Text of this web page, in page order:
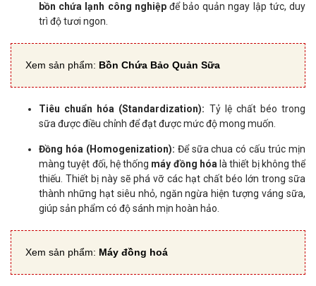
bồn chứa lạnh công nghiệpđể bảo quản ngay lập tức, duy
trì độ tươi ngon.
Xem sản phẩm: Bồn Chứa Bảo Quản Sữa
Tiêu chuẩn hóa (Standardization): Tỷ lệ chất béo trong
sữa được điều chỉnh để đạt được mức độ mong muốn.
Đồng hóa (Homogenization): Để sữa chua có cấu trúc mịn
màng tuyệt đối, hệ thống máy đồng hóa là thiết bị không thể
thiếu. Thiết bị này sẽ phá vỡ các hạt chất béo lớn trong sữa
thành những hạt siêu nhỏ, ngăn ngừa hiện tượng váng sữa,
giúp sản phẩm có độ sánh mịn hoàn hảo.
Xem sản phẩm: Máy đồng hoá